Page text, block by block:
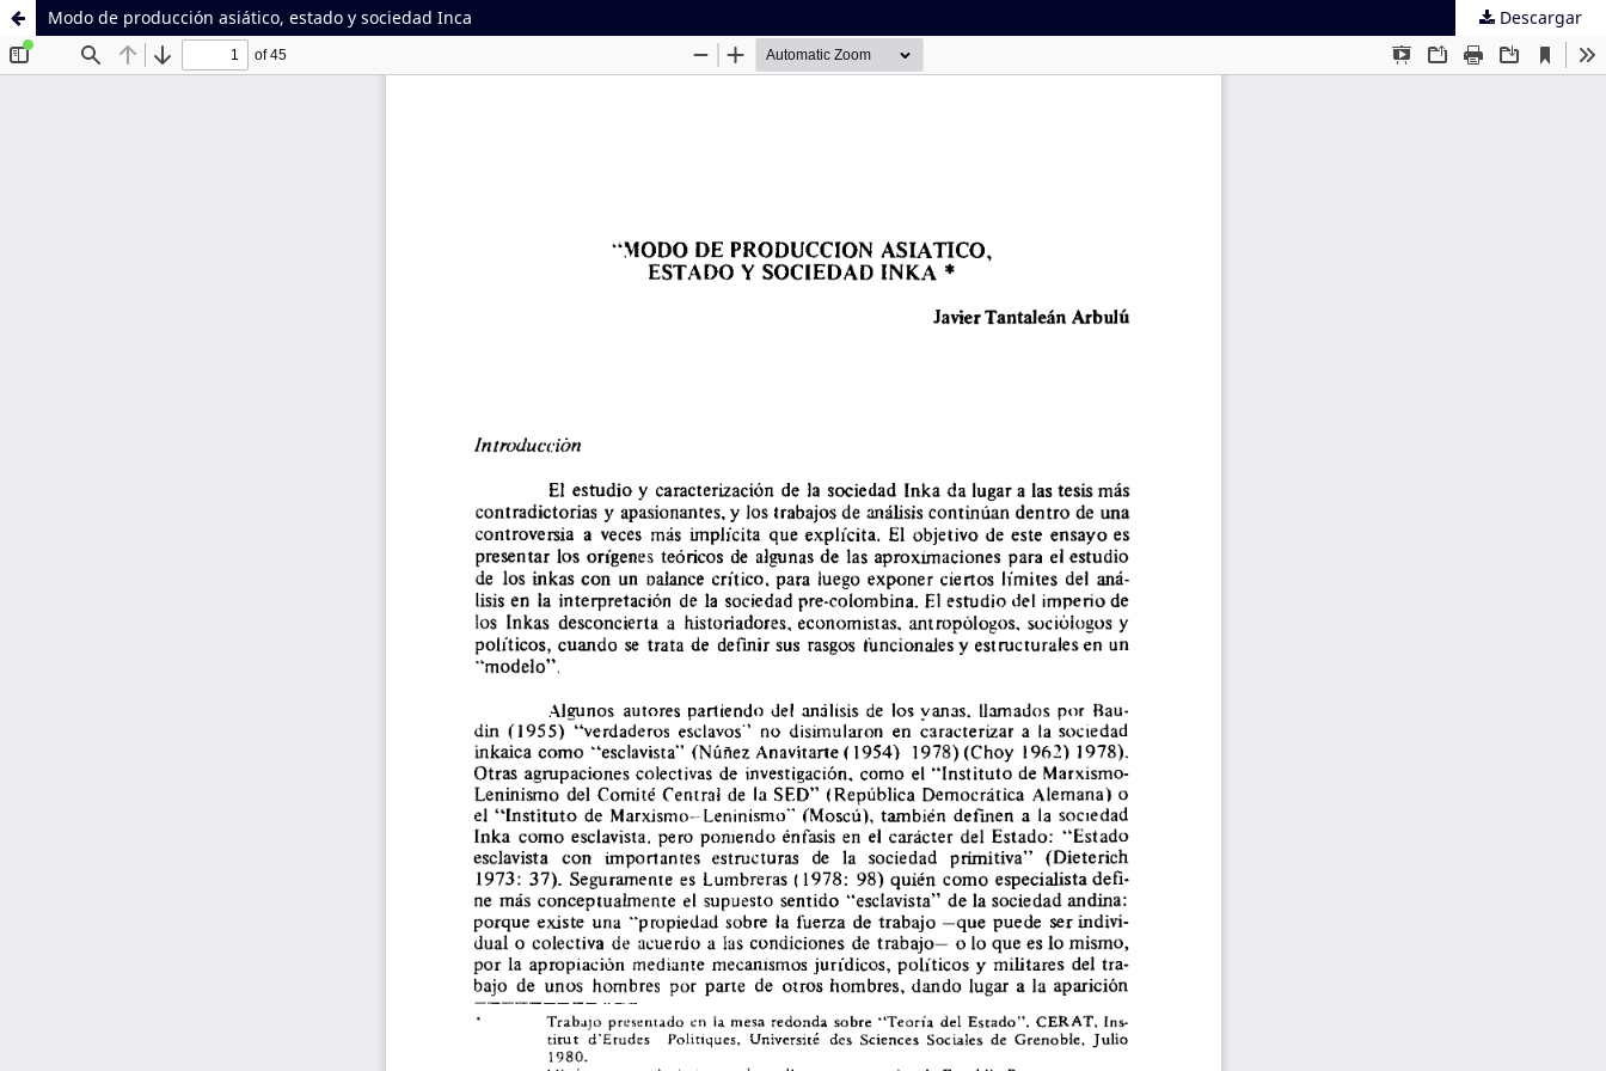
Modo de producción asiático, estado y sociedad Inca Descargar